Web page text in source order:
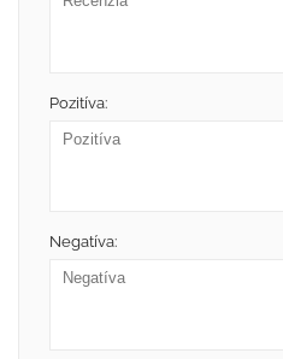
Pozitíva:
Negatíva: